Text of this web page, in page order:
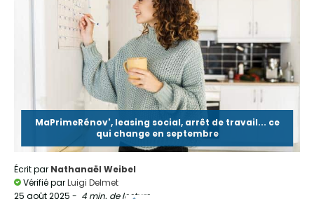
MaPrimeRénov', leasing social, arrêt de travail... ce
qui change en septembre
Écrit par Nathanaël Weibel
Vérifié parLuigi Delmet
25 août 2025 - 4 min. de lecture